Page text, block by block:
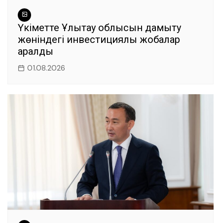
Үкіметте Ұлытау облысын дамыту
жөніндегі инвестициялық жобалар
қаралды
01.08.2026